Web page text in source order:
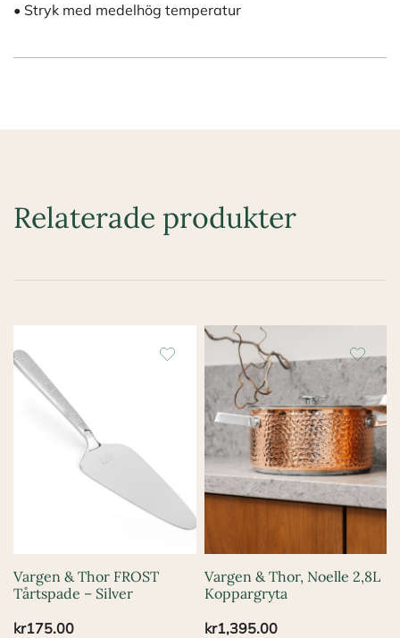
• Stryk med medelhög temperatur
Relaterade produkter
Vargen & Thor FROST
Tårtspade – Silver
kr175.00
Vargen & Thor, Noelle 2,8L
Koppargryta
kr1,395.00